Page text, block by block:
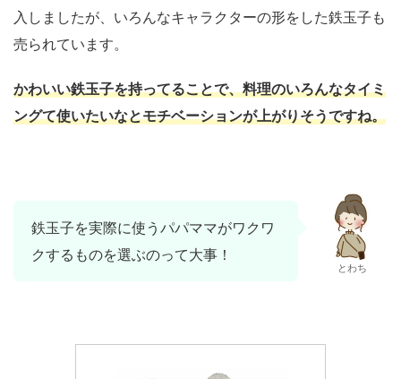
入しましたが、いろんなキャラクターの形をした鉄玉子も
売られています。
かわいい鉄玉子を持ってることで、料理のいろんなタイミ
ングて使いたいなとモチベーションが上がりそうですね。
鉄玉子を実際に使うパパママがワクワ
クするものを選ぶのって大事！
とわち